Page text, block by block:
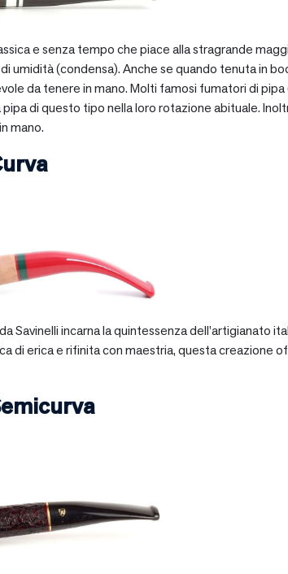
e senza tempo che piace alla stragrande
umidità (condensa). Anche se quando tenuta in
da tenere in mano. Molti famosi fumatori di
di questo tipo nella loro rotazione abituale.
mano.
Savinelli incarna la quintessenza dell’artigianato
di erica e rifinita con maestria, questa creazione